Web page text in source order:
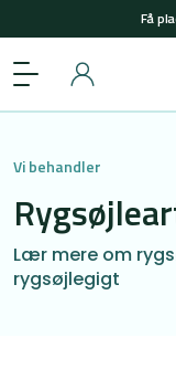
+45
Få
+45
Få
Vi behandler
Lær mere om
rygsøjlegigt